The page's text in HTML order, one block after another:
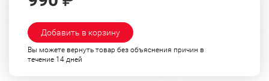
Добавить в корзину
Вы можете вернуть товар без объяснения причин в
течение 14 дней